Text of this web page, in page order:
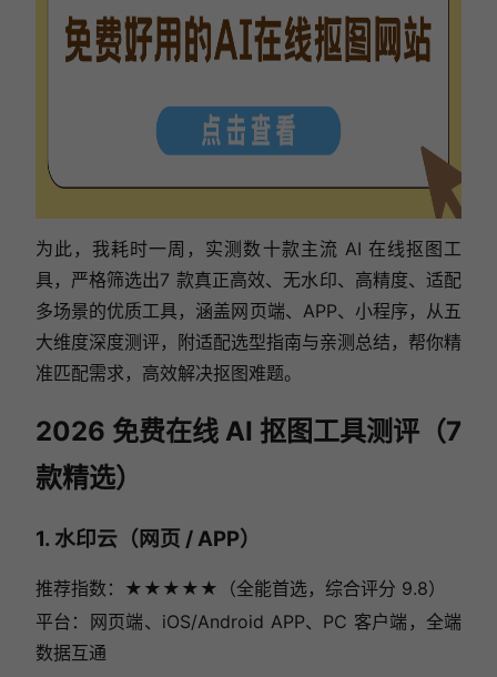
为此，我耗时一周，实测数十款主流 AI 在线抠图工
具，严格筛选出7 款真正高效、无水印、高精度、适配
多场景的优质工具，涵盖网页端、APP、小程序，从五
大维度深度测评，附适配选型指南与亲测总结，帮你精
准匹配需求，高效解决抠图难题。
2026 免费在线 AI 抠图工具测评（7
款精选）
1. 水印云（网页 / APP）
推荐指数：★★★★★（全能首选，综合评分 9.8）
平台：网页端、iOS/Android APP、PC 客户端，全端
数据互通